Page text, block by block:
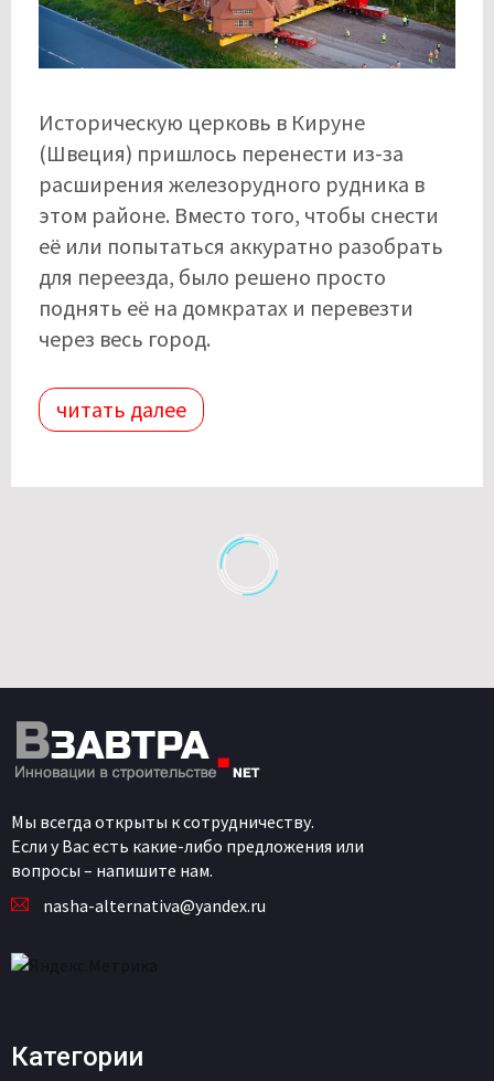
Историческую церковь в Кируне
(Швеция) пришлось перенести из-за
расширения железорудного рудника в
этом районе. Вместо того, чтобы снести
её или попытаться аккуратно разобрать
для переезда, было решено просто
поднять её на домкратах и ​​перевезти
через весь город.
читать далее
Мы всегда открыты к сотрудничеству.
Если у Вас есть какие-либо предложения или
вопросы – напишите нам.
nasha-alternativa@yandex.ru
Категории